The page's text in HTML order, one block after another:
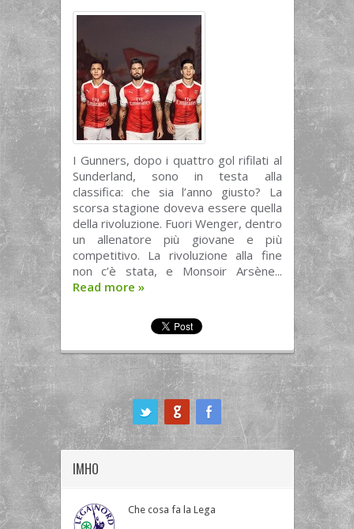
I Gunners, dopo i quattro gol rifilati al
Sunderland, sono in testa alla
classifica: che sia l’anno giusto? La
scorsa stagione doveva essere quella
della rivoluzione. Fuori Wenger, dentro
un allenatore più giovane e più
competitivo. La rivoluzione alla fine
non c’è stata, e Monsoir Arsène...
Read more »
IMHO
Che cosa fa la Lega